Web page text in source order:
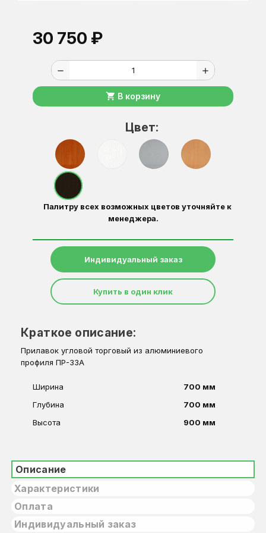
30 750 ₽
remove add
shopping_cart В корзину
Цвет:
Палитру всех возможных цветов уточняйте к
менеджера.
Индивидуальный заказ
Купить в один клик
Краткое описание:
Прилавок угловой торговый из алюминиевого
профиля ПР-33А
Ширина
700 мм
Глубина
700 мм
Высота
900 мм
Описание
Характеристики
Оплата
Индивидуальный заказ